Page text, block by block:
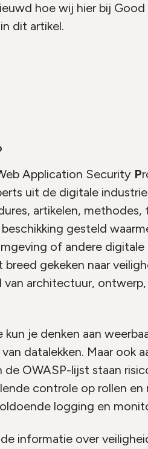
hoe wij hier bij
dit artikel.
Application Security P
uit de digitale
artikelen, methodes,
gesteld
of andere
gekeken naar
architectuur,
je denken aan
datalekken. Maar ook
OWASP-lijst staan
controle op rollen en
logging en
informatie over